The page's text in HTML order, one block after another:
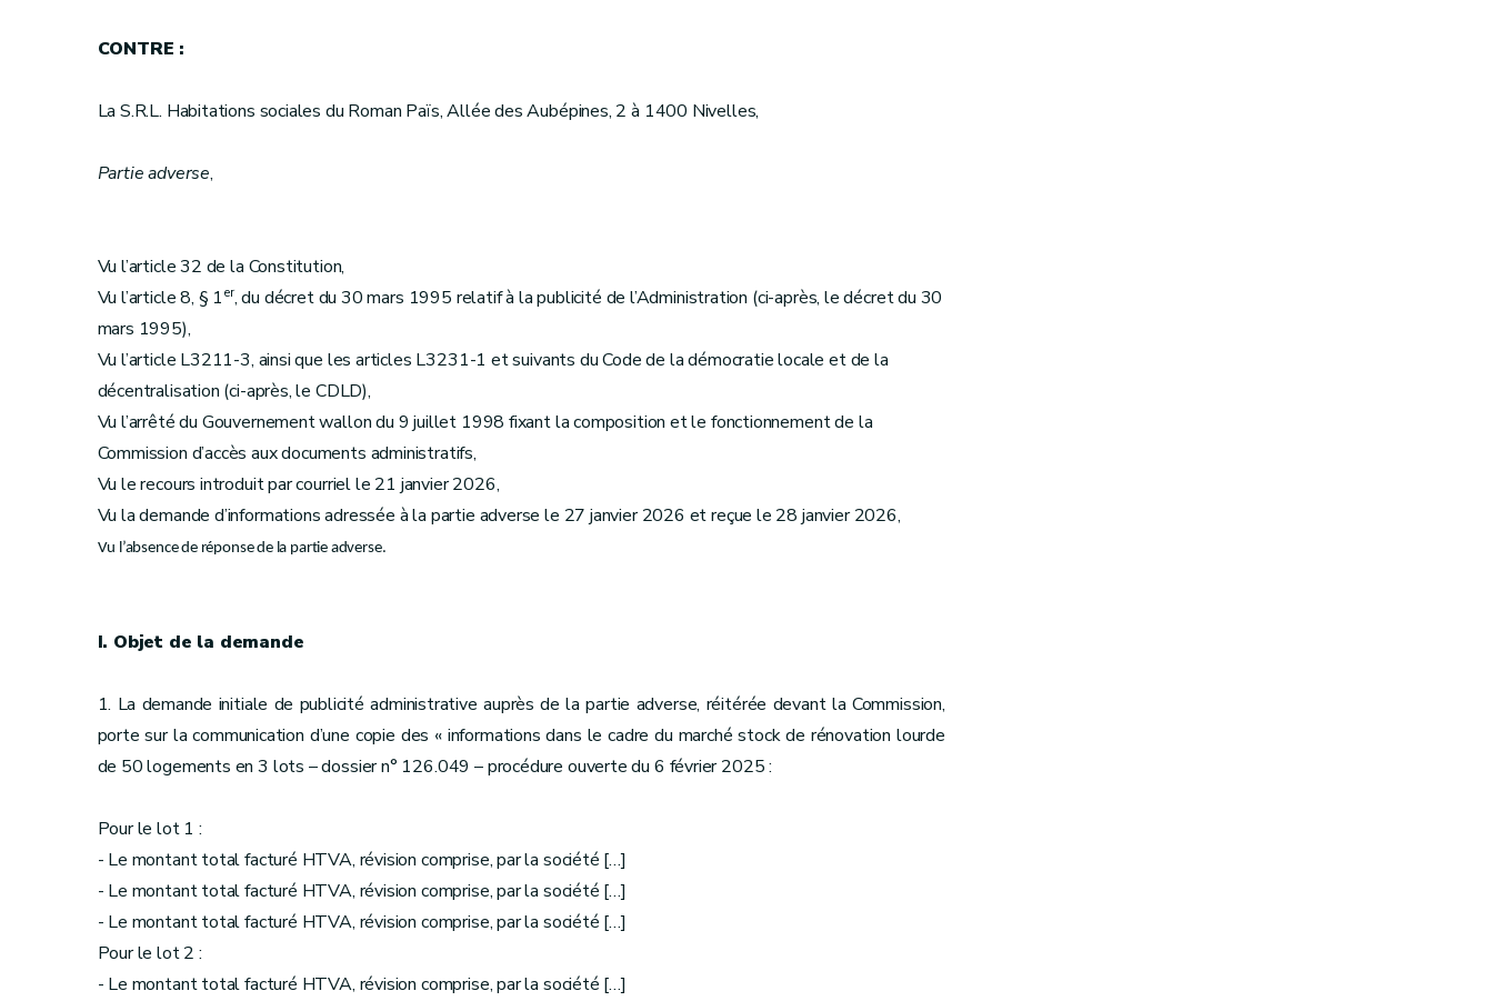
CONTRE :
La S.R.L. Habitations sociales du Roman Païs, Allée des Aubépines, 2 à 1400 Nivelles,
Partie adverse,
Vu l’article 32 de la Constitution,
Vu l’article 8, § 1er, du décret du 30 mars 1995 relatif à la publicité de l’Administration (ci-après, le décret du 30
mars 1995),
Vu l’article L3211-3, ainsi que les articles L3231-1 et suivants du Code de la démocratie locale et de la
décentralisation (ci-après, le CDLD),
Vu l’arrêté du Gouvernement wallon du 9 juillet 1998 fixant la composition et le fonctionnement de la
Commission d’accès aux documents administratifs,
Vu le recours introduit par courriel le 21 janvier 2026,
Vu la demande d’informations adressée à la partie adverse le 27 janvier 2026 et reçue le 28 janvier 2026,
Vu l’absence de réponse de la partie adverse.
I. Objet de la demande
1. La demande initiale de publicité administrative auprès de la partie adverse, réitérée devant la Commission,
porte sur la communication d’une copie des « informations dans le cadre du marché stock de rénovation lourde
de 50 logements en 3 lots – dossier n° 126.049 – procédure ouverte du 6 février 2025 :
Pour le lot 1 :
- Le montant total facturé HTVA, révision comprise, par la société […]
- Le montant total facturé HTVA, révision comprise, par la société […]
- Le montant total facturé HTVA, révision comprise, par la société […]
Pour le lot 2 :
- Le montant total facturé HTVA, révision comprise, par la société […]